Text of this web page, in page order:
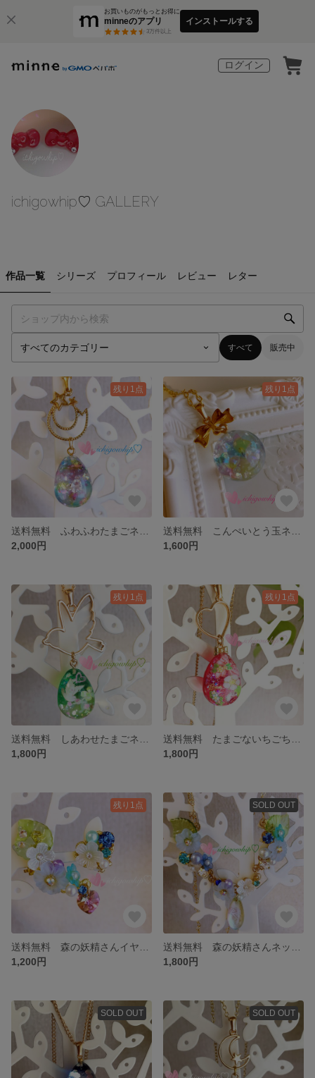
お買いものがもっとお得に
minneのアプリ
3万件以上
インストールする
ログイン
ichigowhip♡ GALLERY
作品一覧 シリーズ プロフィール レビュー レター
すべて 販売中
残り1点
2,000円
残り1点
1,600円
残り1点
1,800円
残り1点
1,800円
残り1点
1,200円
SOLD OUT
1,800円
SOLD OUT SOLD OUT